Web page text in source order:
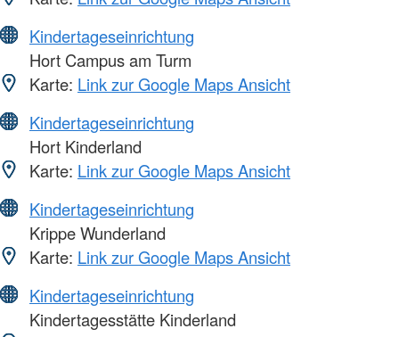
Kindertageseinrichtung
Hort Campus am Turm
Karte: Link zur Google Maps Ansicht
Kindertageseinrichtung
Hort Kinderland
Karte: Link zur Google Maps Ansicht
Kindertageseinrichtung
Krippe Wunderland
Karte: Link zur Google Maps Ansicht
Kindertageseinrichtung
Kindertagesstätte Kinderland